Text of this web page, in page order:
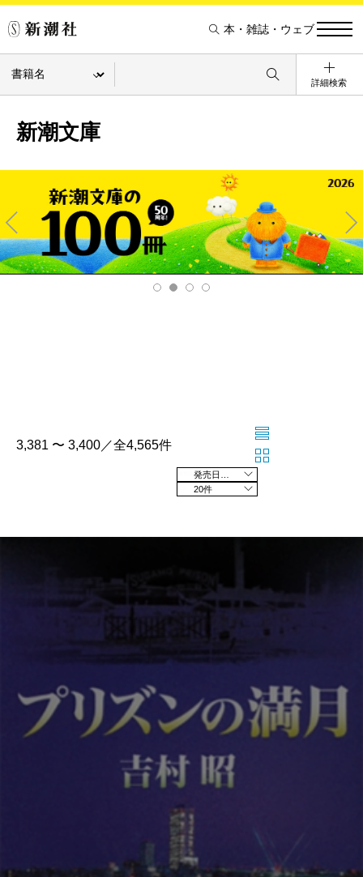
本・雑誌・ウェブ
詳細検索
新潮文庫
Pre
v
Ne
xt
3,381 〜 3,400／全4,565件
20件